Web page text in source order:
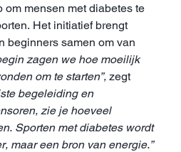
om mensen met diabetes te
Het initiatief brengt
beginners samen om van
zagen we hoe moeilijk
om te starten”, zegt
begeleiding en
zie je hoeveel
Sporten met diabetes wordt
maar een bron van energie.”